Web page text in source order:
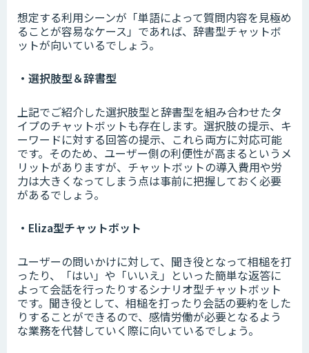
想定する利用シーンが「単語によって質問内容を見極め
ることが容易なケース」であれば、辞書型チャットボ
ットが向いているでしょう。
・選択肢型＆辞書型
上記でご紹介した選択肢型と辞書型を組み合わせたタ
イプのチャットボットも存在します。選択肢の提示、キ
ーワードに対する回答の提示、これら両方に対応可能
です。そのため、ユーザー側の利便性が高まるというメ
リットがありますが、チャットボットの導入費用や労
力は大きくなってしまう点は事前に把握しておく必要
があるでしょう。
・Eliza型チャットボット
ユーザーの問いかけに対して、聞き役となって相槌を打
ったり、「はい」や「いいえ」といった簡単な返答に
よって会話を行ったりするシナリオ型チャットボット
です。聞き役として、相槌を打ったり会話の要約をした
りすることができるので、感情労働が必要となるよう
な業務を代替していく際に向いているでしょう。